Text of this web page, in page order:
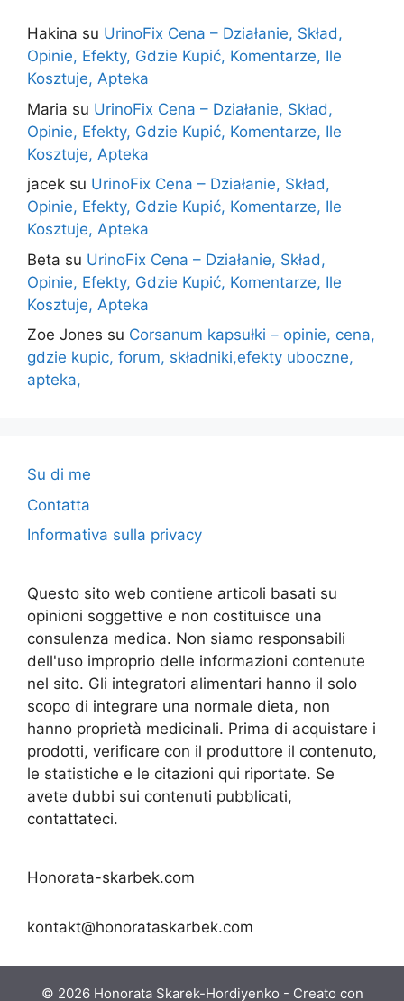
Hakina su UrinoFix Cena – Działanie, Skład,
Opinie, Efekty, Gdzie Kupić, Komentarze, Ile
Kosztuje, Apteka
Maria su UrinoFix Cena – Działanie, Skład,
Opinie, Efekty, Gdzie Kupić, Komentarze, Ile
Kosztuje, Apteka
jacek su UrinoFix Cena – Działanie, Skład,
Opinie, Efekty, Gdzie Kupić, Komentarze, Ile
Kosztuje, Apteka
Beta su UrinoFix Cena – Działanie, Skład,
Opinie, Efekty, Gdzie Kupić, Komentarze, Ile
Kosztuje, Apteka
Zoe Jones su Corsanum kapsułki – opinie, cena,
gdzie kupic, forum, składniki,efekty uboczne,
apteka,
Su di me
Contatta
Informativa sulla privacy
Questo sito web contiene articoli basati su
opinioni soggettive e non costituisce una
consulenza medica. Non siamo responsabili
dell'uso improprio delle informazioni contenute
nel sito. Gli integratori alimentari hanno il solo
scopo di integrare una normale dieta, non
hanno proprietà medicinali. Prima di acquistare i
prodotti, verificare con il produttore il contenuto,
le statistiche e le citazioni qui riportate. Se
avete dubbi sui contenuti pubblicati,
contattateci.
Honorata-skarbek.com
kontakt@honorataskarbek.com
© 2026 Honorata Skarek-Hordiyenko - Creato con